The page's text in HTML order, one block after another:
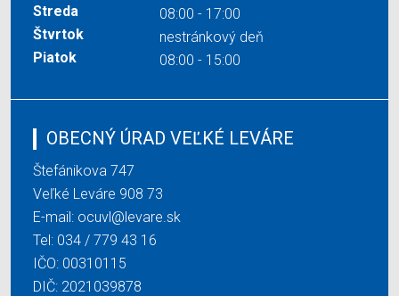
Streda
08:00 - 17:00
Štvrtok
nestránkový deň
Piatok
08:00 - 15:00
OBECNÝ ÚRAD VEĽKÉ LEVÁRE
Štefánikova 747
Veľké Leváre 908 73
E-mail: ocuvl@levare.sk
Tel: 034 / 779 43 16
IČO: 00310115
DIČ: 2021039878